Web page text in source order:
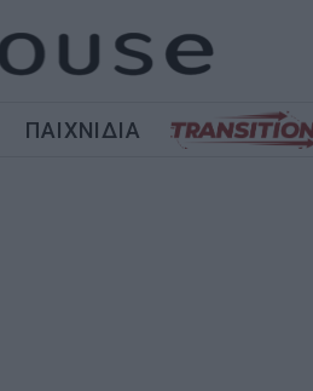
ΠΑΙΧΝΙΔΙΑ